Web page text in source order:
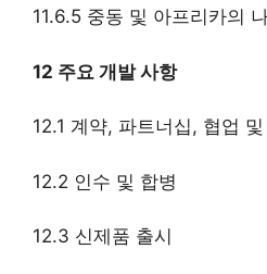
11.6.5 중동 및 아프리카의
12 주요 개발 사항
12.1 계약, 파트너십, 협업
12.2 인수 및 합병
12.3 신제품 출시